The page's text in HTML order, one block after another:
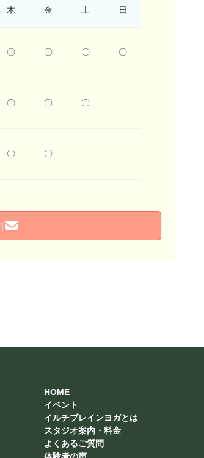
木 金 土 日
〇 〇 〇 〇
〇 〇 〇
〇 〇
HOME
イベント
イルチブレインヨガとは
スタジオ案内・料金
よくあるご質問